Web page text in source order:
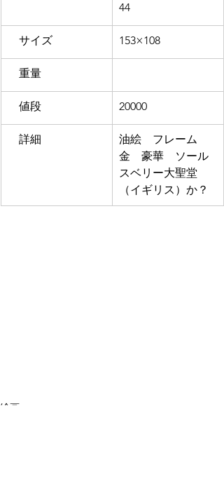
44
サイズ 153×108
重量
値段 20000
詳細
油絵　フレーム
金　豪華
ソール
スベリー大聖堂
（イギリス）か？
絵画